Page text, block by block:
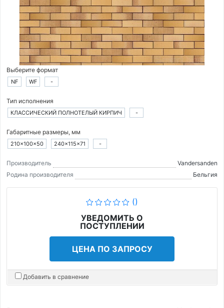
Выберите формат
NF WF -
Тип исполнения
КЛАССИЧЕСКИЙ ПОЛНОТЕЛЫЙ КИРПИЧ -
Габаритные размеры, мм
210×100×50 240×115×71 -
Производитель
Vandersanden
Родина производителя
Бельгия
()
УВЕДОМИТЬ О
ПОСТУПЛЕНИИ
ЦЕНА ПО ЗАПРОСУ
Добавить в сравнение